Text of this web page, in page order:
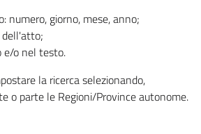
numero, giorno, mese, anno;
dell'atto;
e/o nel testo.
la ricerca selezionando,
o parte le Regioni/Province autonome.